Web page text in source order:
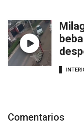
Comentarios